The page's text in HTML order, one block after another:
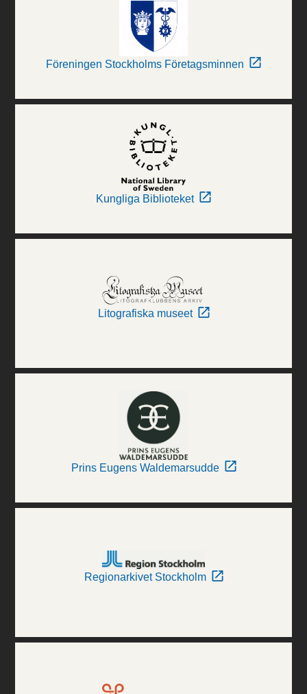
Föreningen Stockholms Företagsminnen
Kungliga Biblioteket
Litografiska museet
Prins Eugens Waldemarsudde
Regionarkivet Stockholm